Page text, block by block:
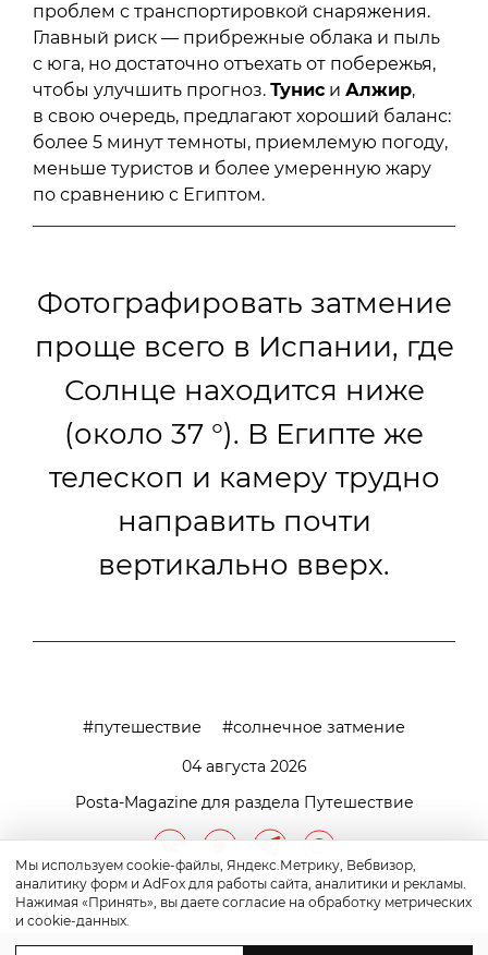
проблем с транспортировкой снаряжения.
Главный риск — прибрежные облака и пыль
с юга, но достаточно отъехать от побережья,
чтобы улучшить прогноз. Тунис и Алжир,
в свою очередь, предлагают хороший баланс:
более 5 минут темноты, приемлемую погоду,
меньше туристов и более умеренную жару
по сравнению с Египтом.
Фотографировать затмение
проще всего в Испании, где
Солнце находится ниже
(около 37 °). В Египте же
телескоп и камеру трудно
направить почти
вертикально вверх.
путешествие
солнечное затмение
04 августа 2026
Posta-Magazine для раздела Путешествие
Мы используем cookie-файлы, Яндекс.Метрику, Вебвизор,
аналитику форм и AdFox для работы сайта, аналитики и рекламы.
Нажимая «Принять», вы даете согласие на обработку метрических
и cookie-данных.